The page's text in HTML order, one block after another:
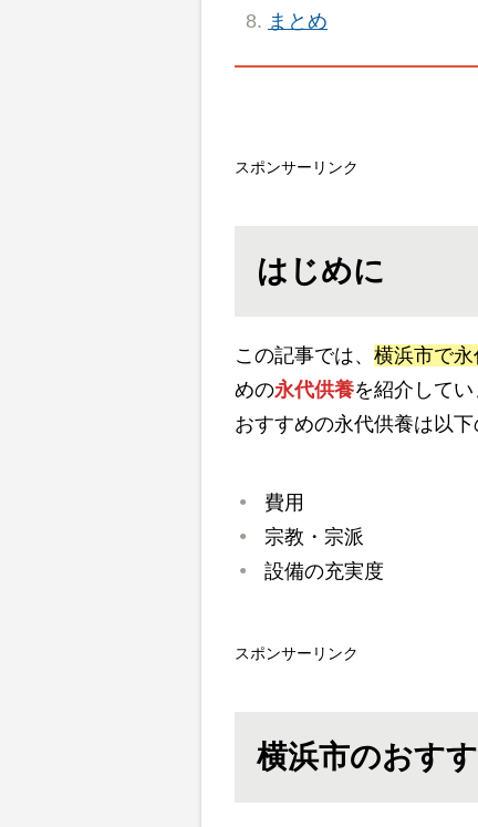
まとめ
スポンサーリンク
はじめに
この記事では、 横浜市で
めの永代供養を紹介してい
おすすめの永代供養は以
費用
宗教・宗派
設備の充実度
スポンサーリンク
横浜市のおす